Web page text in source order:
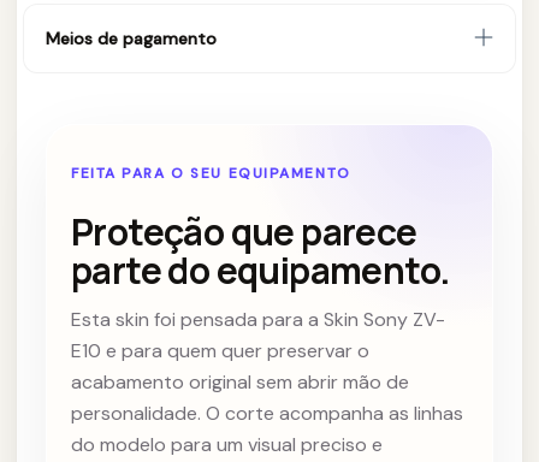
Meios de pagamento
FEITA PARA O SEU EQUIPAMENTO
Proteção que parece
parte do equipamento.
Esta skin foi pensada para a Skin Sony ZV-
E10 e para quem quer preservar o
acabamento original sem abrir mão de
personalidade. O corte acompanha as linhas
do modelo para um visual preciso e